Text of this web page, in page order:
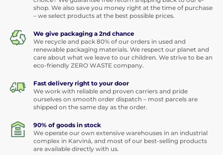
shop. We also save you money right at the time of purchase
– we select products at the best possible prices.
We give packaging a 2nd chance
We recycle and pack 80% of our orders in used and
renewable packaging materials. We respect our planet and
care about what we leave to our children. We strive to be an
eco-friendly ZERO WASTE company.
Fast delivery right to your door
We work with reliable and proven carriers and pride
ourselves on smooth order dispatch – most parcels are
shipped on the same day as the order.
90% of goods in stock
We operate our own extensive warehouses in an industrial
complex in Karviná, and most of our best-selling products
are available directly with us.